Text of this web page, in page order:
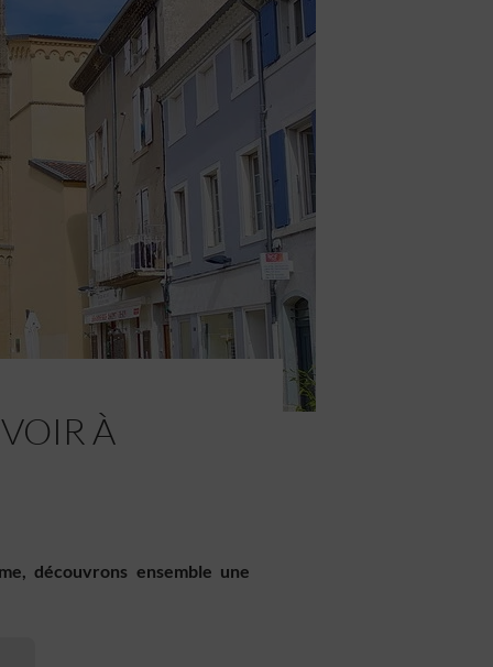
À
découvrons ensemble une